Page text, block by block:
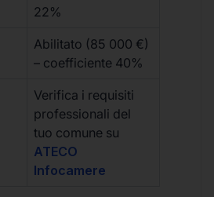
22%
Abilitato (85 000 €)
– coefficiente 40%
Verifica i requisiti
professionali del
tuo comune su
ATECO
Infocamere